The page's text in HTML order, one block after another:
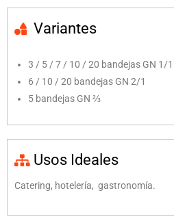
Variantes
3 / 5 / 7 / 10 / 20 bandejas GN 1/1
6 / 10 / 20 bandejas GN 2/1
5 bandejas GN ⅔
Usos Ideales
Catering, hotelería, gastronomía.